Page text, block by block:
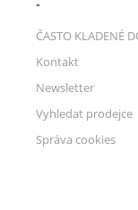
ČASTO KLADENÉ
Kontakt
Newsletter
Vyhledat prodejce
Správa cookies